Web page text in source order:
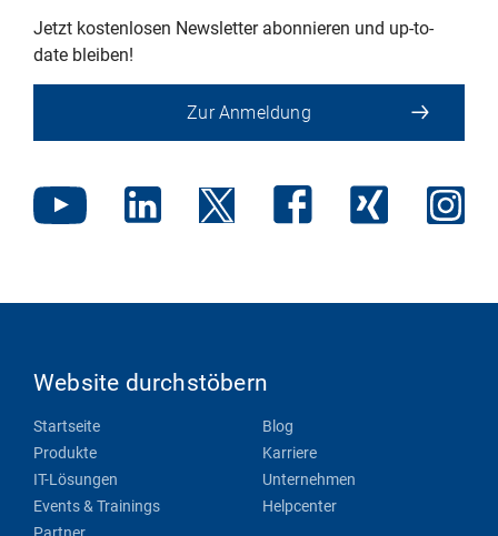
Jetzt kostenlosen Newsletter abonnieren und up-to-
date bleiben!
Zur Anmeldung
Website durchstöbern
Startseite
Produkte
IT-Lösungen
Events & Trainings
Blog
Karriere
Unternehmen
Helpcenter